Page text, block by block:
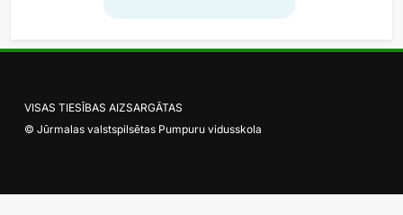
VISAS TIESĪBAS AIZSARGĀTAS
© Jūrmalas valstspilsētas Pumpuru vidusskola